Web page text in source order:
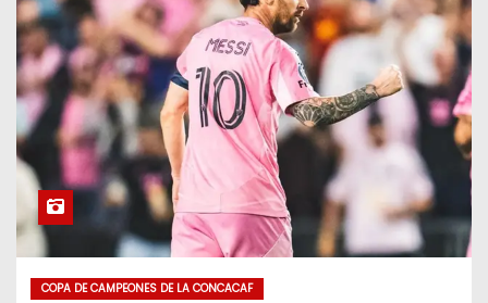
COPA DE CAMPEONES DE LA CONCACAF